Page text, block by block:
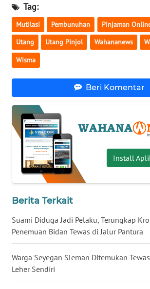
Tag:
Mutilasi Pembunuhan Pinjaman
Utang Utang Pinjol Wahananews
Wisma
Beri Komentar
Install
Berita Terkait
Suami Diduga Jadi Pelaku, Terungkap
Penemuan Bidan Tewas di Jalur Pantura
Warga Seyegan Sleman Ditemukan
Leher Sendiri
WN
RIAU
WN
SERAMBI
JAMBI
WN
SULTRA
WN
NTB
WN
SULTENG
WN
SULBAR
WN